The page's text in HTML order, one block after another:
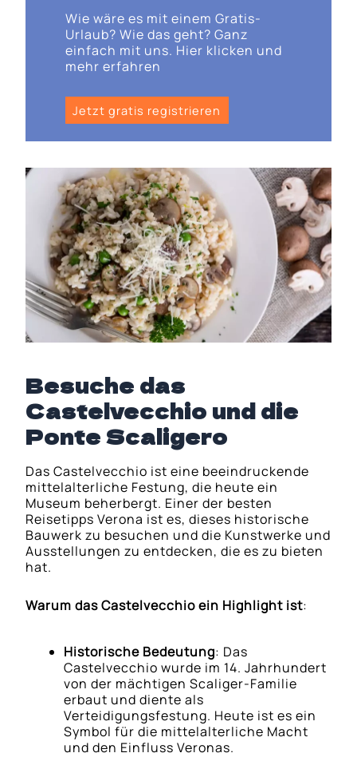
Wie wäre es mit einem Gratis-
Urlaub? Wie das geht? Ganz
einfach mit uns. Hier klicken und
mehr erfahren
Jetzt gratis registrieren
Besuche das
Castelvecchio und die
Ponte Scaligero
Das Castelvecchio ist eine beeindruckende
mittelalterliche Festung, die heute ein
Museum beherbergt. Einer der besten
Reisetipps Verona ist es, dieses historische
Bauwerk zu besuchen und die Kunstwerke und
Ausstellungen zu entdecken, die es zu bieten
hat.
Warum das Castelvecchio ein Highlight ist:
Historische Bedeutung: Das
Castelvecchio wurde im 14. Jahrhundert
von der mächtigen Scaliger-Familie
erbaut und diente als
Verteidigungsfestung. Heute ist es ein
Symbol für die mittelalterliche Macht
und den Einfluss Veronas.